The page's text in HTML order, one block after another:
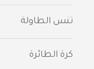
تنس الطاولة
كرة الطائرة